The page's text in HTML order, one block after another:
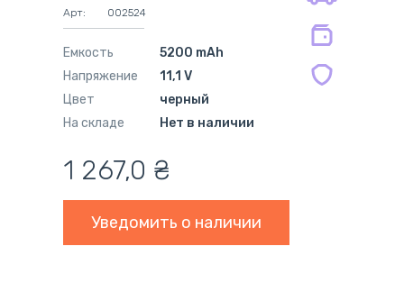
Арт:
002524
Емкость
5200 mAh
Напряжение
11,1 V
Цвет
черный
На складе
Нет в наличии
1 267,0 ₴
Уведомить о наличии
мес.